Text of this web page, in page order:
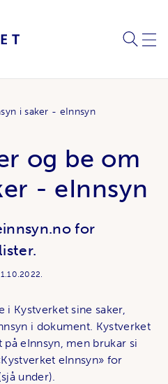
SØK
i saker - eInnsyn
og be om
- eInnsyn
for
i Kystverket sine saker,
i dokument. Kystverket
eInnsyn, men brukar si
eInnsyn» for
under).